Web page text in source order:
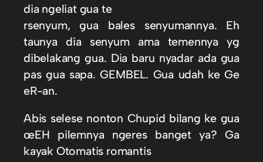
dia ngeliat gua te
rsenyum, gua bales senyumannya. Eh
taunya dia senyum ama temennya yg
dibelakang gua. Dia baru nyadar ada gua
pas gua sapa. GEMBEL. Gua udah ke Ge
eR-an.
Abis selese nonton Chupid bilang ke gua
œEH pilemnya ngeres banget ya? Ga
kayak Otomatis romantis